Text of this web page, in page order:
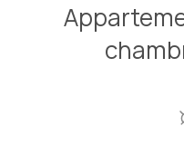
Appartement 3